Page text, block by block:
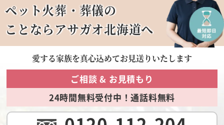
ペット火葬・葬儀の
ことならアサガオ北海道へ
愛する家族を真心込めてお見送りいたします
ご相談 & お見積もり
24時間無料受付中！通話料無料